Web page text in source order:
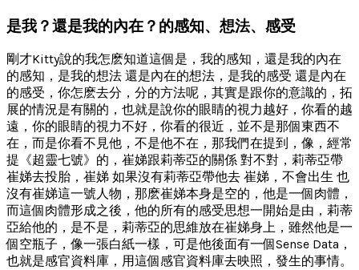
是我？還是我的內在？的感知、想法、感受
剛才Kitty說的我怎麽知道這個是，我的感知，還是我的內在
的感知，是我的想法 還是內在的想法，是我的感受 還是內在
的感受，你怎麽去分，分的方法呢，其實是跟你的意識的，拓
展的情況是有關的，也就是說你的眼睛的視力越好，你看的越
遠，你的眼睛的視力不好，你看的很近，並不是那個東西不
在，而是你看不見他，不是他不在，那我們在提到，像，經常
提《超靈七號》的，崔娣跟莉蒂亞的關係 對不對，莉蒂亞帶
崔娣去投胎，崔娣 如果沒有莉蒂亞帶他去 崔娣，不會出生 也
沒有崔娣這一號人物，那麽崔娣本身是空的，他是一個肉體，
而這個肉體形成之後，他的所有的感受思想一開始是由，莉蒂
亞給他的，是不是，莉蒂亞的思維放在崔娣身上，雖然他是一
個空瓶子，像一張白紙一樣，可是他後面有一個Sense Data，
也就是感官資料庫，用這個感官資料庫去映照，發生的事情。